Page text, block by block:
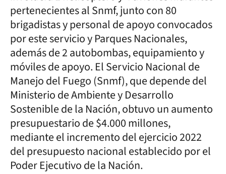
pertenecientes al Snmf, junto con 80
brigadistas y personal de apoyo convocados
por este servicio y Parques Nacionales,
además de 2 autobombas, equipamiento y
móviles de apoyo. El Servicio Nacional de
Manejo del Fuego (Snmf), que depende del
Ministerio de Ambiente y Desarrollo
Sostenible de la Nación, obtuvo un aumento
presupuestario de $4.000 millones,
mediante el incremento del ejercicio 2022
del presupuesto nacional establecido por el
Poder Ejecutivo de la Nación.